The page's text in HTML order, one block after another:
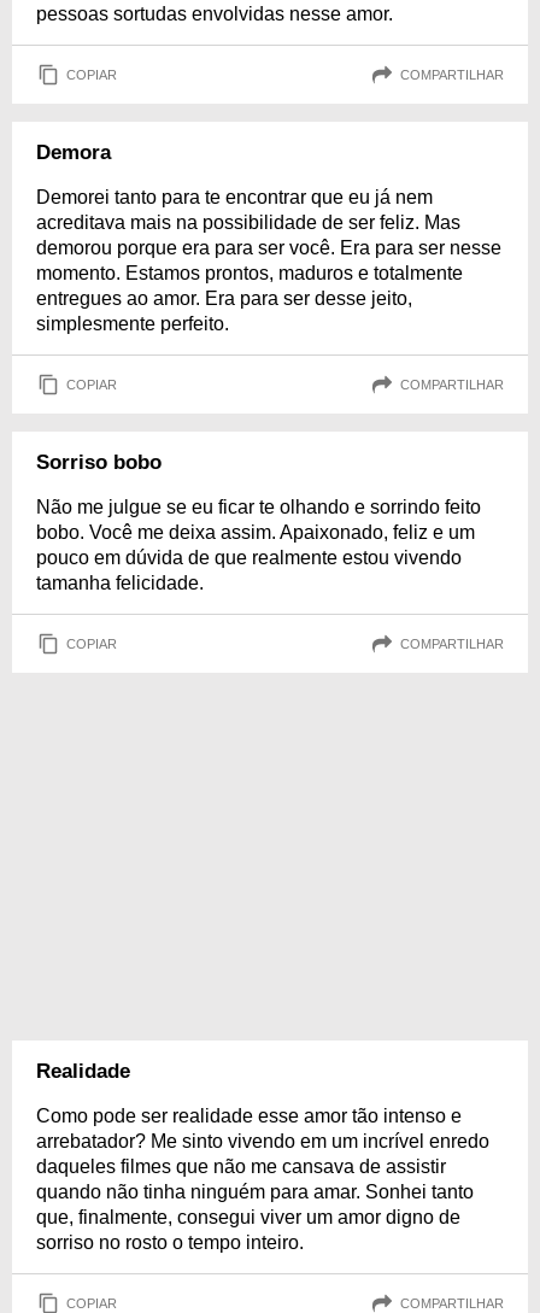
pessoas sortudas envolvidas nesse amor.
COPIAR COMPARTILHAR
Demora
Demorei tanto para te encontrar que eu já nem
acreditava mais na possibilidade de ser feliz. Mas
demorou porque era para ser você. Era para ser nesse
momento. Estamos prontos, maduros e totalmente
entregues ao amor. Era para ser desse jeito,
simplesmente perfeito.
COPIAR COMPARTILHAR
Sorriso bobo
Não me julgue se eu ficar te olhando e sorrindo feito
bobo. Você me deixa assim. Apaixonado, feliz e um
pouco em dúvida de que realmente estou vivendo
tamanha felicidade.
COPIAR COMPARTILHAR
Realidade
Como pode ser realidade esse amor tão intenso e
arrebatador? Me sinto vivendo em um incrível enredo
daqueles filmes que não me cansava de assistir
quando não tinha ninguém para amar. Sonhei tanto
que, finalmente, consegui viver um amor digno de
sorriso no rosto o tempo inteiro.
COPIAR COMPARTILHAR